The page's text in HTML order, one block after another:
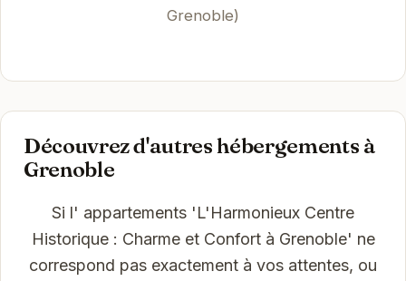
Grenoble)
Découvrez d'autres hébergements à
Grenoble
Si l' appartements 'L'Harmonieux Centre
Historique : Charme et Confort à Grenoble' ne
correspond pas exactement à vos attentes, ou